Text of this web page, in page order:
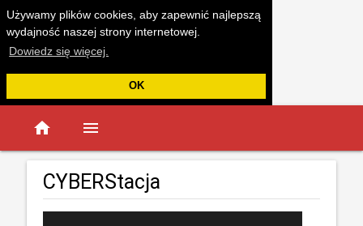
Używamy plików cookies, aby zapewnić najlepszą
wydajność naszej strony internetowej.
Dowiedz się więcej.
OK
home menu
CYBERStacja